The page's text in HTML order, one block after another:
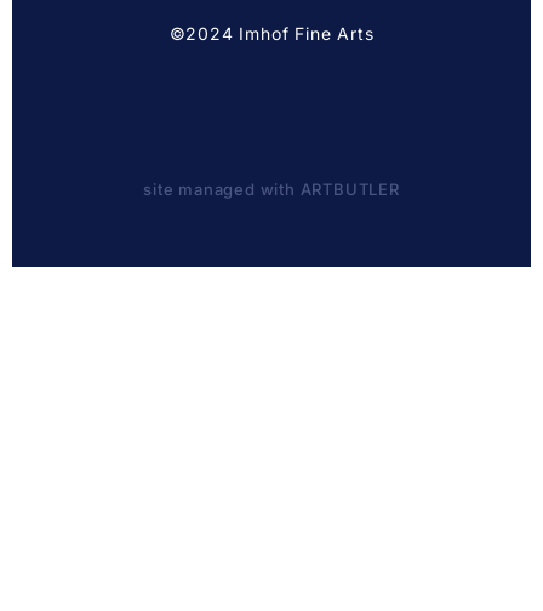
©2024 Imhof Fine Arts
site managed with ARTBUTLER